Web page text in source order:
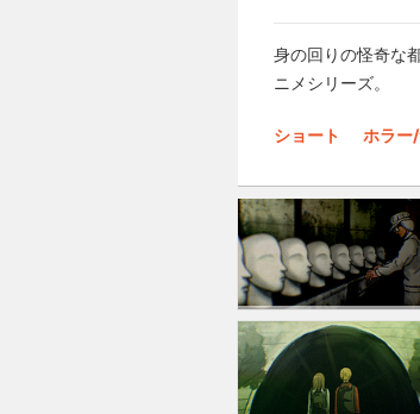
身の回りの怪奇な
ニメシリーズ。
ショート ホラー